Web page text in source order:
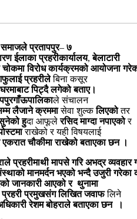
समाजले प्रतापपुर– ७
ईलाका प्रहरीकार्यालय,बेलाटारी
चोकमा विरोध कार्यक्रमको आयोजना
प्रहरीलेबिना कसूर
घरमाबाट पिट्दै लगेको बताए।
ले संचालन
लैजाने क्रममासेवा शुल्कलिएकोतर
हुदा आफूलेरसिद माग्दा नपाएकोर
राखेको र यही विषयलाई
एकरात चौकीमा राखेको बताएका छन
।
प्रहरीमाथी मापसे गरि अभद्र व्यवहार
मानमर्दन भएको भन्दै उजुरी गरेका
जानकारी आएको र थुनामा
प्रहरी प्रमुखसंग लिखित जवाफलिने
रेशम बोहराले बताएका छन
।